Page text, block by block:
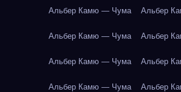
Альбер Камю — Чума Альбер
Альбер Камю — Чума Альбер
Альбер Камю — Чума Альбер
Альбер Камю — Чума Альбер